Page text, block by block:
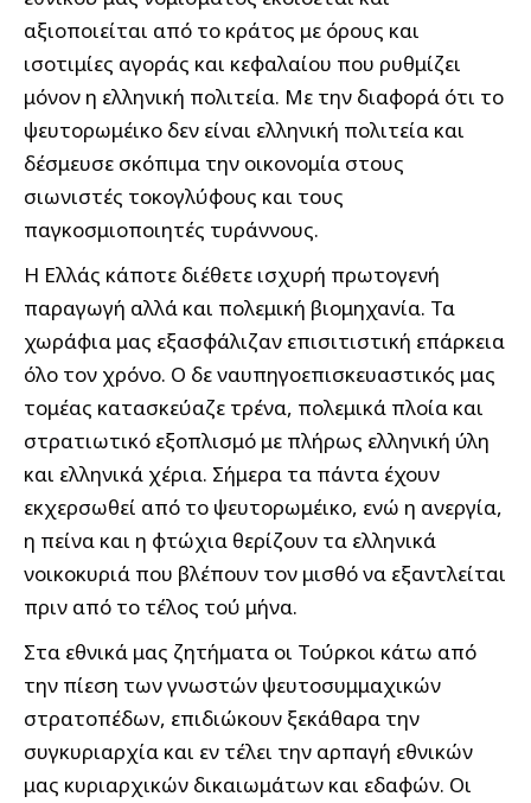
αξιοποιείται από το κράτος με όρους και
ισοτιμίες αγοράς και κεφαλαίου που ρυθμίζει
μόνον η ελληνική πολιτεία. Με την διαφορά ότι το
ψευτορωμέικο δεν είναι ελληνική πολιτεία και
δέσμευσε σκόπιμα την οικονομία στους
σιωνιστές τοκογλύφους και τους
παγκοσμιοποιητές τυράννους.
Η Ελλάς κάποτε διέθετε ισχυρή πρωτογενή
παραγωγή αλλά και πολεμική βιομηχανία. Τα
χωράφια μας εξασφάλιζαν επισιτιστική επάρκεια
όλο τον χρόνο. Ο δε ναυπηγοεπισκευαστικός μας
τομέας κατασκεύαζε τρένα, πολεμικά πλοία και
στρατιωτικό εξοπλισμό με πλήρως ελληνική ύλη
και ελληνικά χέρια. Σήμερα τα πάντα έχουν
εκχερσωθεί από το ψευτορωμέικο, ενώ η ανεργία,
η πείνα και η φτώχια θερίζουν τα ελληνικά
νοικοκυριά που βλέπουν τον μισθό να εξαντλείται
πριν από το τέλος τού μήνα.
Στα εθνικά μας ζητήματα οι Τούρκοι κάτω από
την πίεση των γνωστών ψευτοσυμμαχικών
στρατοπέδων, επιδιώκουν ξεκάθαρα την
συγκυριαρχία και εν τέλει την αρπαγή εθνικών
μας κυριαρχικών δικαιωμάτων και εδαφών. Οι